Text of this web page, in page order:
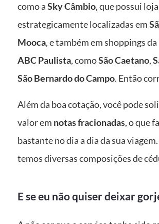
como aSky Câmbio, que possui
estrategicamente localizadas em
Mooca, e também em shoppings
ABC Paulista, comoSão Caetano,
São Bernardo do Campo. Então
Além da boa cotação, você pode
valor em notas fracionadas, o que
bastante no dia a dia da sua
temos diversas composições de
E se eu não quiser deixar